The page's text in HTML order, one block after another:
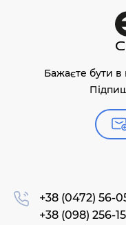
Бажаєте бути в
+38 (0472) 56-
+38 (098) 256-